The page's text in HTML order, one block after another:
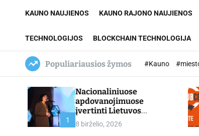
KAUNO NAUJIENOS KAUNO RAJONO NAUJIENOS
TECHNOLOGIJOS BLOCKCHAIN TECHNOLOGIJA
Populiariausios žymos #Kauno
1
Nacionaliniuose
apdovanojimuose
įvertinti Lietuvos
profesinio mokymo
lyderiai
8 birželio, 2026